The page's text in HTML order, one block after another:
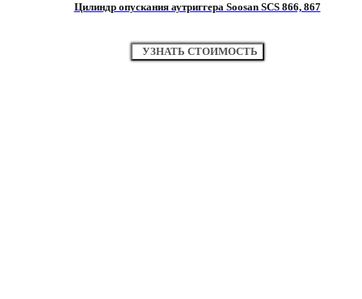
Цилиндр опускания аутриггера Soosan SCS 866, 867
УЗНАТЬ СТОИМОСТЬ